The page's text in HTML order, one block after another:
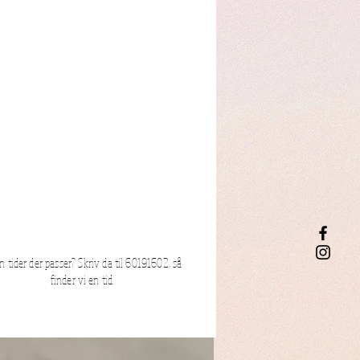
tider der passer? Skriv da til 60191602, så
finder vi en tid